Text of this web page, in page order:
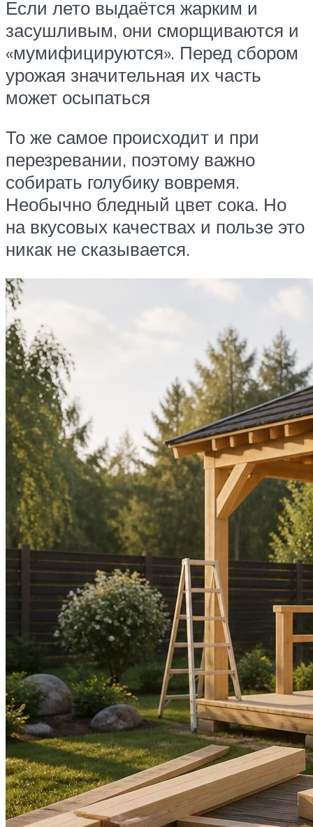
Если лето выдаётся жарким и
засушливым, они сморщиваются и
«мумифицируются». Перед сбором
урожая значительная их часть
может осыпаться
То же самое происходит и при
перезревании, поэтому важно
собирать голубику вовремя.
Необычно бледный цвет сока. Но
на вкусовых качествах и пользе это
никак не сказывается.